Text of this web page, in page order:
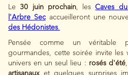
Le 30 juin prochain, lesCaves
l'Arbre Secaccueilleront une
des Hédonistes.
Pensée comme un véritable
gourmandes, cette soirée invite les
univers en un seul lieu : rosés d'été,
artisanaux et quelques surprises